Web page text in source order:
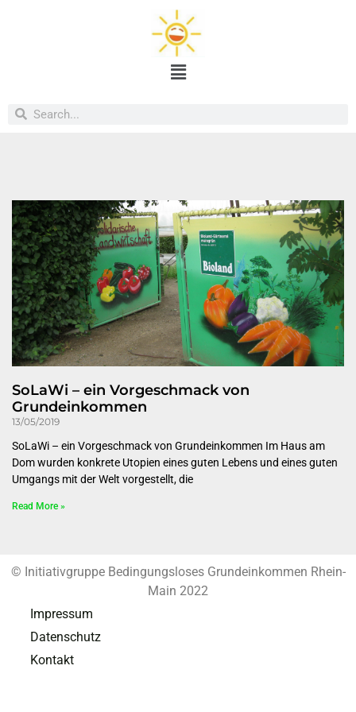
SoLaWi – ein Vorgeschmack von
Grundeinkommen
13/05/2019
SoLaWi – ein Vorgeschmack von Grundeinkommen Im Haus am
Dom wurden konkrete Utopien eines guten Lebens und eines guten
Umgangs mit der Welt vorgestellt, die
Read More »
© Initiativgruppe Bedingungsloses Grundeinkommen Rhein-
Main 2022
Impressum
Datenschutz
Kontakt